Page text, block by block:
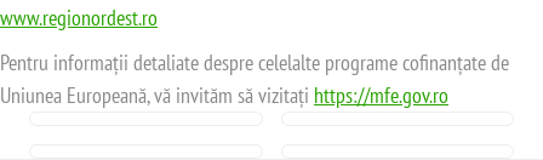
www.regionordest.ro
Pentru informații detaliate despre celelalte programe cofinanțate de
Uniunea Europeană, vă invităm să vizitați https://mfe.gov.ro